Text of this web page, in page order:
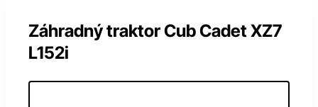
Záhradný traktor Cub Cadet XZ7
L152i